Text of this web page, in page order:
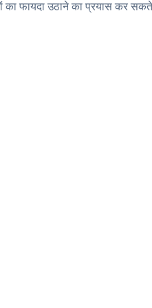
का फायदा उठाने का प्रयास कर